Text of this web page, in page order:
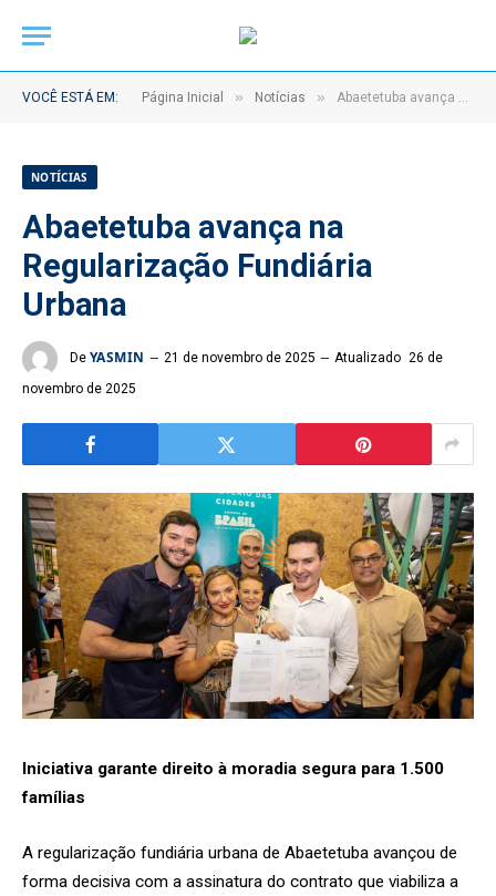
VOCÊ ESTÁ EM: Página Inicial » Notícias » Abaetetuba avança na Regularização Fundiária Urbana
NOTÍCIAS
Abaetetuba avança na
Regularização Fundiária
Urbana
De YASMIN 21 de novembro de 2025 Atualizado 26 de
novembro de 2025
Iniciativa garante direito à moradia segura para 1.500
famílias
A regularização fundiária urbana de Abaetetuba avançou de
forma decisiva com a assinatura do contrato que viabiliza a